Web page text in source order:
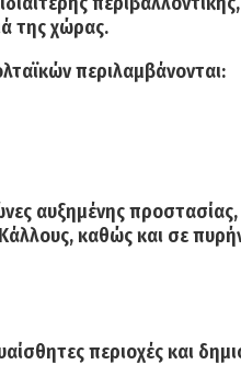
της χώρας.
περιλαμβάνονται:
αυξημένης προστασίας,
καθώς και σε
περιοχές και